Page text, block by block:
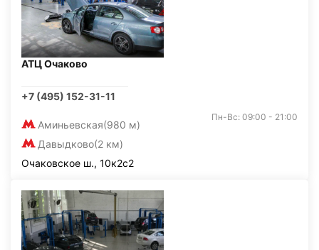
АТЦ Очаково
+7 (495) 152-31-11
Аминьевская(980 м)
Давыдково(2 км)
Пн-Вс: 09:00 - 21:00
Очаковское ш., 10к2с2